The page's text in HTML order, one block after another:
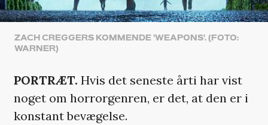
ZACH CREGGERS KOMMENDE 'WEAPONS'. (FOTO:
WARNER)
PORTRÆT. Hvis det seneste årti har vist
noget om horrorgenren, er det, at den er i
konstant bevægelse.